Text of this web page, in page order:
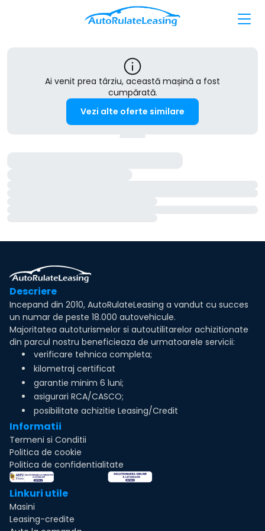
Ai venit prea târziu, această mașină a fost
cumpărată.
Vezi alte oferte similare
Descriere
Incepand din 2010, AutoRulateLeasing a vandut cu succes
un numar de peste 18.000 autovehicule.
Majoritatea autoturismelor si autoutilitarelor achizitionate
din parcul nostru beneficieaza de urmatoarele servicii:
verificare tehnica completa;
kilometraj certificat
garantie minim 6 luni;
asigurari RCA/CASCO;
posibilitate achizitie Leasing/Credit
Informatii
Termeni si Conditii
Politica de cookie
Politica de confidentialitate
Linkuri utile
Masini
Leasing-credite